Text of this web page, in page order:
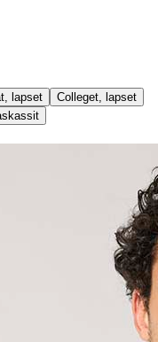
lapset
Colleget, lapset